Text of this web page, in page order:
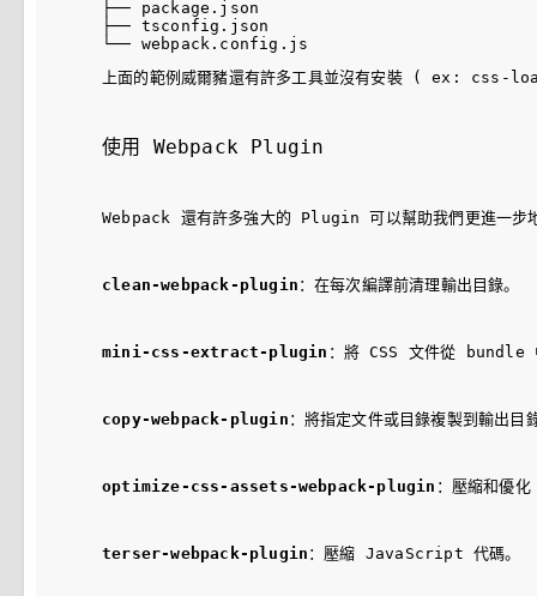
├── package.json
├── tsconfig.json
上面的範例威爾豬還有許多工具並沒有安裝 ( ex:
使用 Webpack Plugin
Webpack 還有許多強大的 Plugin 可以幫助我們更進一步
clean-webpack-plugin ：在每次編譯前清理輸出目錄。
mini-css-extract-plugin ：將 CSS 文件從 bundle
copy-webpack-plugin ：將指定文件或目錄複製到輸出目
optimize-css-assets-webpack-plugin ：壓縮和優
terser-webpack-plugin ：壓縮 JavaScript 代碼。